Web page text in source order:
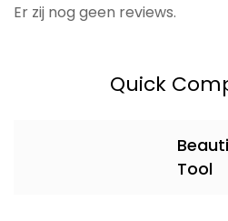
Er zij nog geen reviews.
Quick
Tool